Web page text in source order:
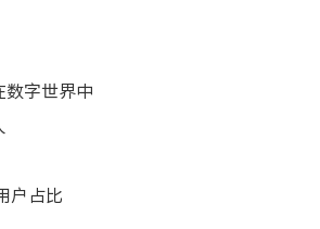
数字世界中
户占比